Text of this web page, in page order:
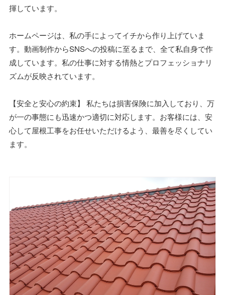
揮しています。
ホームページは、私の手によってイチから作り上げていま
す。動画制作からSNSへの投稿に至るまで、全て私自身で作
成しています。私の仕事に対する情熱とプロフェッショナリ
ズムが反映されています。
【安全と安心の約束】 私たちは損害保険に加入しており、万
が一の事態にも迅速かつ適切に対応します。お客様には、安
心して屋根工事をお任せいただけるよう、最善を尽くしてい
ます。